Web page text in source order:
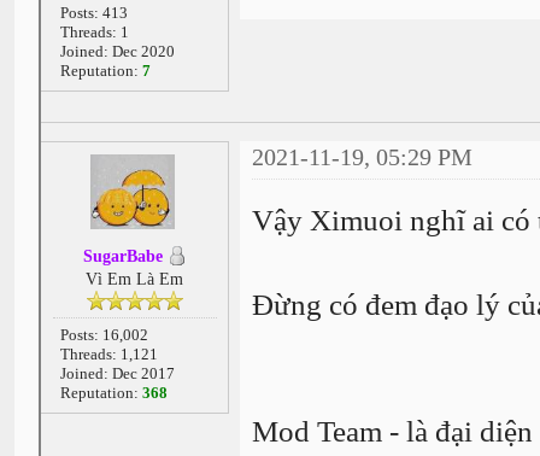
Posts: 413
Threads: 1
Joined: Dec 2020
Reputation: 7
SugarBabe
Vì Em Là Em
Posts: 16,002
Threads: 1,121
Joined: Dec 2017
Reputation: 368
2021-11-19, 05:29 PM
Vậy Ximuoi nghĩ ai
Đừng có đem đạo lý
Mod Team - là đại